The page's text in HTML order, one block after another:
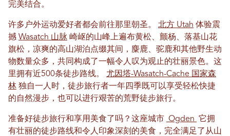
完美结合。
许多户外运动爱好者都会前往那里朝圣。 北方 Utah 体验震
撼 Wasatch 山脉 崎岖的山峰上遍布黄松、颤杨、落基山花
旗松，凉爽的高山湖泊点缀其间，麋鹿、驼鹿和其他野生动
物数量众多，共同构成了一幅令人叹为观止的壮丽景色。这
里拥有近500条徒步路线。 尤因塔-Wasatch-Cache 国家森
林 独自一人时，徒步旅行者一年四季既可以享受轻松快捷
的自然漫步，也可以进行艰苦的荒野徒步旅行。
准备好徒步旅行和享用美食了吗？这座城市 Ogden 它拥
有壮丽的徒步路线和令人印象深刻的美食，完全满足了从山